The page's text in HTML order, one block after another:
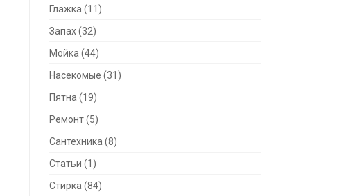
Глажка (11)
Запах(32)
Мойка (44)
Насекомые (31)
Пятна (19)
Ремонт(5)
Сантехника (8)
Статьи (1)
Стирка (84)